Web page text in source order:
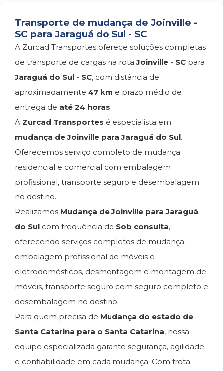
Transporte de mudança de Joinville -
SC para Jaraguá do Sul - SC
A Zurcad Transportes oferece soluções completas
de transporte de cargas na rotaJoinville - SC para
Jaraguá do Sul - SC, com distância de
aproximadamente 47 km e prazo médio de
entrega de até 24 horas.
A Zurcad Transportes é especialista em
mudança de Joinville para Jaraguá do Sul.
Oferecemos serviço completo de mudança
residencial e comercial com embalagem
profissional, transporte seguro e desembalagem
no destino.
Realizamos Mudança de Joinville para Jaraguá
do Sul com frequência de Sob consulta,
oferecendo serviços completos de mudança:
embalagem profissional de móveis e
eletrodomésticos, desmontagem e montagem de
móveis, transporte seguro com seguro completo e
desembalagem no destino.
Para quem precisa de Mudança do estado de
Santa Catarina para o Santa Catarina, nossa
equipe especializada garante segurança, agilidade
e confiabilidade em cada mudança. Com frota